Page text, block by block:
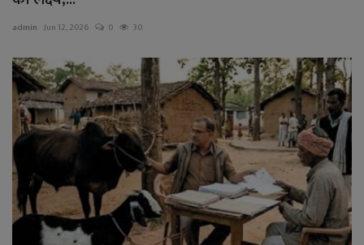
admin Jun 12, 2026 0 30